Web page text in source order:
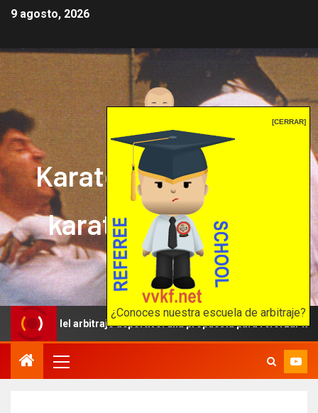
[CERRAR]
¿Conoces nuestra escuela de arbitraje?
9 agosto, 2026
Karate mrprepor: el
karate en internet
El karate en internet
del arbitraje deportivo: una propuesta para reforzar la